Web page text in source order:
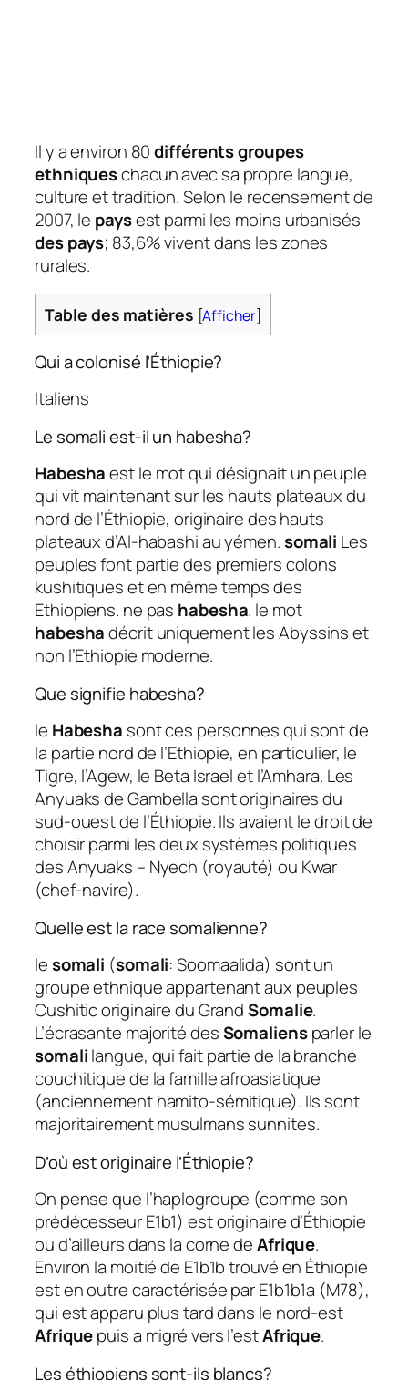
Il y a environ 80différents groupes
ethniqueschacun avec sa propre langue,
culture et tradition. Selon le recensement de
2007, le paysest parmi les moins urbanisés
des pays; 83,6% vivent dans les zones
rurales.
Table des matières [Afficher]
Qui a colonisé l’Éthiopie?
Italiens
Le somali est-il un habesha?
Habeshaest le mot qui désignait un peuple
qui vit maintenant sur les hauts plateaux du
nord de l’Éthiopie, originaire des hauts
plateaux d’Al-habashi au yémen.somali Les
peuples font partie des premiers colons
kushitiques et en même temps des
Ethiopiens. ne pas habesha. le mot
habeshadécrit uniquement les Abyssins et
non l’Ethiopie moderne.
Que signifie habesha?
le Habesha sont ces personnes qui sont de
la partie nord de l’Ethiopie, en particulier, le
Tigre, l’Agew, le Beta Israel et l’Amhara. Les
Anyuaks de Gambella sont originaires du
sud-ouest de l’Éthiopie. Ils avaient le droit de
choisir parmi les deux systèmes politiques
des Anyuaks – Nyech (royauté) ou Kwar
(chef-navire).
Quelle est la race somalienne?
lesomali (somali: Soomaalida) sont un
groupe ethnique appartenant aux peuples
Cushitic originaire du GrandSomalie.
L’écrasante majorité desSomaliensparler le
somalilangue, qui fait partie de la branche
couchitique de la famille afroasiatique
(anciennement hamito-sémitique). Ils sont
majoritairement musulmans sunnites.
D’où est originaire l’Éthiopie?
On pense que l’haplogroupe (comme son
prédécesseur E1b1) est originaire d’Éthiopie
ou d’ailleurs dans la corne deAfrique.
Environ la moitié de E1b1b trouvé en Éthiopie
est en outre caractérisée par E1b1b1a (M78),
qui est apparu plus tard dans le nord-est
Afriquepuis a migré vers l’estAfrique.
Les éthiopiens sont-ils blancs?